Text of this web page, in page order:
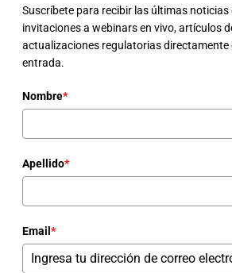
Suscríbete para recibir las últimas noticias
invitaciones a webinars en vivo, artículos
actualizaciones regulatorias directamente
entrada.
Nombre*
Apellido*
Email *